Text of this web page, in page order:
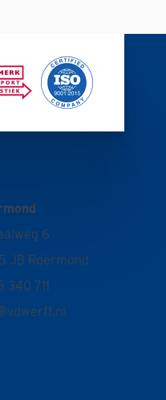
6
JB Roermond
340 711